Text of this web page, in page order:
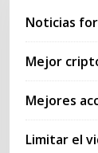
Noticias
Mejor
Mejores
Limitar el